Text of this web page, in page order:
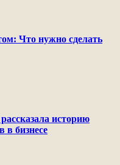
Что нужно сделать
историю
в бизнесе